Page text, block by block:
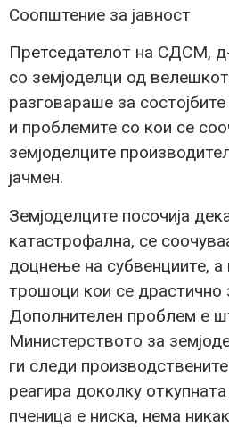
Соопштение за јавност
Претседателот на СДСМ,
со земјоделци од
разговараше за
и проблемите со кои се
земјоделците
јачмен.
Земјоделците посочија
катастрофална, се
доцнење на субвенциите,
трошоци кои се драстично
Дополнителен проблем е
Министерството за
ги следи
реагира доколку
пченица е ниска, нема